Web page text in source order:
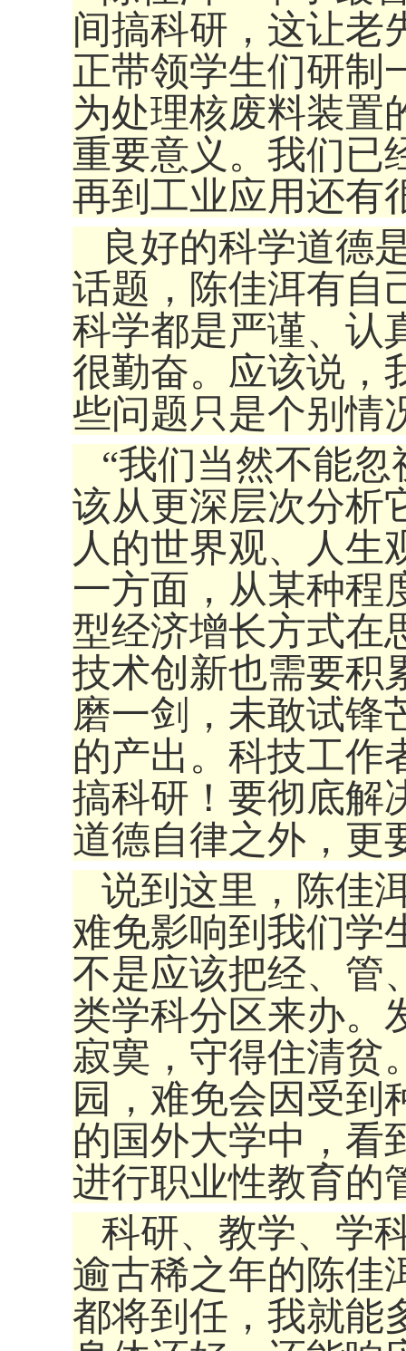
间搞科研，这让老
正带领学生们研制
为处理核废料装置
重要意义。我们已
再到工业应用还有
良好的科学道德
话题，陈佳洱有自
科学都是严谨、认
很勤奋。应该说，
些问题只是个别情
“我们当然不能
该从更深层次分析
人的世界观、人生
一方面，从某种程
型经济增长方式在
技术创新也需要积
磨一剑，未敢试锋
的产出。科技工作
搞科研！要彻底解
道德自律之外，更
说到这里，陈佳
难免影响到我们学
不是应该把经、管
类学科分区来办。
寂寞，守得住清贫
园，难免会因受到
的国外大学中，看
进行职业性教育的
科研、教学、学
逾古稀之年的陈佳
都将到任，我就能